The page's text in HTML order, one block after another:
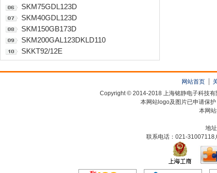
SKM75GDL123D
SKM40GDL123D
SKM150GB173D
SKM200GAL123DKLD110
SKKT92/12E
网站首页
Copyright © 2014-2018 上海铭静电子科技
本网站logo及图片已申请保
本网
地
联系电话：021-